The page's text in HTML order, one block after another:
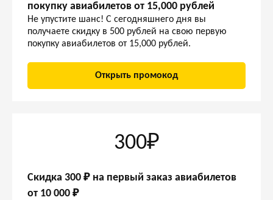
покупку авиабилетов от 15,000 рублей
Не упустите шанс! С сегодняшнего дня вы
получаете скидку в 500 рублей на свою первую
покупку авиабилетов от 15,000 рублей.
Открыть промокод
300₽
Скидка 300 ₽ на первый заказ авиабилетов
от 10 000 ₽